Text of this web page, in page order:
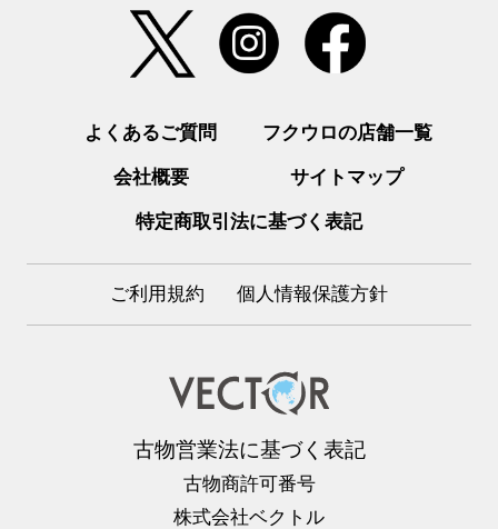
よくあるご質問 フクウロの店舗一覧
会社概要 サイトマップ
特定商取引法に基づく表記
ご利用規約 個人情報保護方針
古物営業法に基づく表記
古物商許可番号
株式会社ベクトル